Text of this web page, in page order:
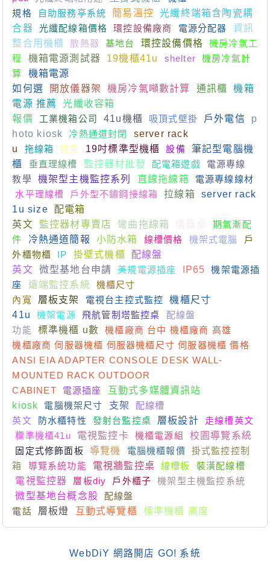
規格
自助服務亭系統 簡易溫控
光纖終端箱含陶瓷耦
合器
光纖配線箱價格 環控設備廠商 電源分配器
資訊
整合用機櫃
散熱器 基地台 環控設備價格
機房冷氣工
程
機箱電源測試器 19機櫃41u shelter
機房冷氣計
算
機箱電源
如何選
開放儀器架 機房冷氣噸數計算 通訊櫃
機箱
電源 推薦
光纖收容箱
報價
工業機箱公司 41u機櫃 吸頂式壁掛 戶外電信
p
hoto kiosk
冷熱通道封閉
server rack
u
拖線箱 機房 19吋標準型機櫃 設備
筆記型電腦機
櫃
垂直理線槽 監控器材批發 配電箱遊戲
電源專線
教學
機架型主機監控系列 直線拖線箱
電源專線線材
水平理線槽
戶外型不鏽鋼接線箱 拉線箱
server rack
1u size
配電箱
英文
監控器材專賣店 彎曲拖線箱
期氣漸配
件
冷熱通道簡報 小防水箱 線槽價格 機架式電腦
戶
外櫃物櫃
IP 掛壁式機櫃
配線盤
英文
微型基地台申請 美規電源插座 IP65
機架電源插
座
遠端監控系統
機櫃尺寸
內寬
層板支架 電視台主控式監控
機櫃尺寸
41u
機架電源 飛航管制塔監控桌
配線盤
功能
標準機櫃 u數
機櫃廠商 台中 機櫃廠商 高雄
機櫃廠商 伺服器機櫃 伺服器機櫃尺寸 伺服器機櫃 價格
ANSI EIA ADAPTER CONSOLE DESK WALL-
MOUNTED RACK OUTDOOR
CABINET
電源插座
互動式多媒體資訊站
kiosk
電腦機架尺寸 支架
配線槽
英文
防水櫃特性 發射台監控桌 層板設計
走線槽英文
標準機櫃41u
電視監控卡 機櫃電源組
校園導覽系統
固定式修飾面板
導覽機 電腦機櫃報價
掛式監控控制
箱
導覽系統功能 電視牆監控桌 線槽板
裝潢配線槽
電視監控器
層板diy 戶外櫃子
機架型主機監控系統
微型基地台概念股
配線盤
電話
層板燈 互動式導覽櫃 標準機櫃 高度
WebDiY 網路開店 GO! 系統